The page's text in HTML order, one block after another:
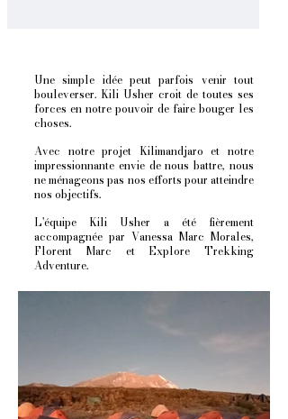
Une simple idée peut parfois venir tout
bouleverser. Kili Usher croit de toutes ses
forces en notre pouvoir de faire bouger les
choses.
Avec notre projet Kilimandjaro et notre
impressionnante envie de nous battre, nous
ne ménageons pas nos efforts pour atteindre
nos objectifs.
L'équipe Kili Usher a été fièrement
accompagnée par Vanessa Marc Morales,
Florent Marc et Explore Trekking
Adventure.